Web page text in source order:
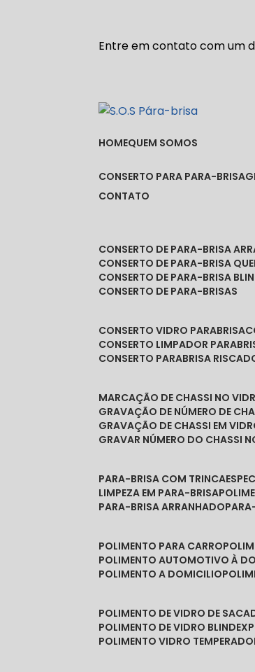
Entre em contato com um
HOME
QUEM SOMOS
CONSERTO PARA PARA-BRISA
CONTATO
CONSERTO DE PARA-BRISA
CONSERTO DE PARA-BRISA
CONSERTO DE PARA-BRISA
CONSERTO DE PARA-BRISAS
CONSERTO VIDRO PARABRISA
CONSERTO LIMPADOR
CONSERTO PARABRISA
MARCAÇÃO DE CHASSI NO
GRAVAÇÃO DE NÚMERO DE
GRAVAÇÃO DE CHASSI EM
GRAVAR NÚMERO DO CHASSI
PARA-BRISA COM TRINCA
LIMPEZA EM PARA-BRISA
PARA-BRISA ARRANHADO
POLIMENTO PARA CARRO
POLIMENTO AUTOMOTIVO À
POLIMENTO A DOMICILIO
POLIMENTO DE VIDRO DE
POLIMENTO DE VIDRO BLINDEX
POLIMENTO VIDRO TEMPERADO